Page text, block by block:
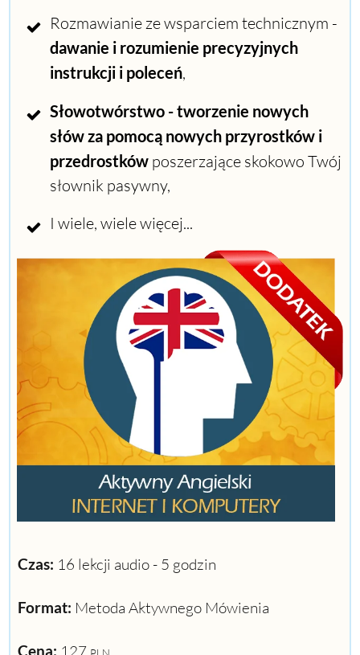
Rozmawianie ze wsparciem technicznym -
dawanie i rozumienie precyzyjnych
instrukcji i poleceń,
Słowotwórstwo - tworzenie nowych
słów za pomocą nowych przyrostków i
przedrostków poszerzające skokowo Twój
słownik pasywny,
I wiele, wiele więcej...
Czas: 16 lekcji audio - 5 godzin
Format: Metoda Aktywnego Mówienia
Cena: 127 PLN